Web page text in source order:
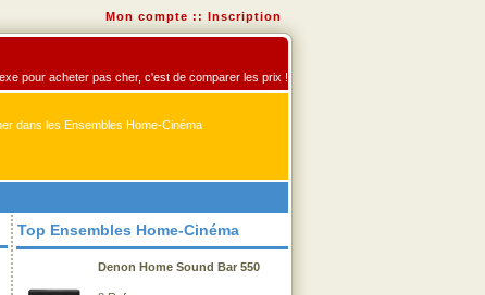
Mon compte :: Inscription
pour acheter pas cher, c'est de comparer les prix !
dans les Ensembles Home-Cinéma
Top Ensembles Home-Cinéma
Denon Home Sound Bar 550